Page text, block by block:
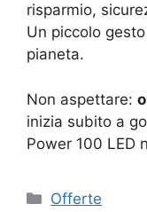
risparmio,
Un piccolo
pianeta.
Non aspettare:
inizia subito a
Power 100 LED
Categorie
Offerte